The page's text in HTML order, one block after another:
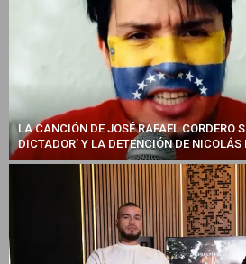
LA CANCIÓN DE JOSÉ RAFAEL CORDERO
DICTADOR’ Y LA DETENCIÓN DE NICOLÁS